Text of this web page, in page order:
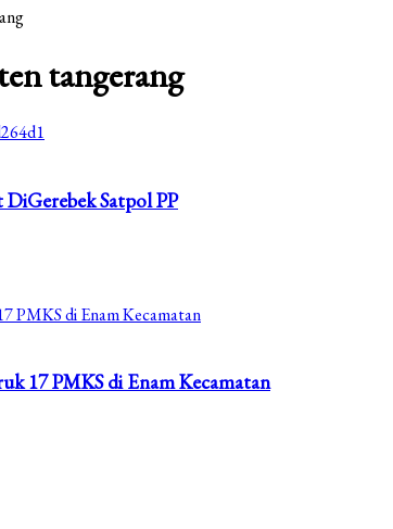
tangerang
Satpol PP
17 PMKS di Enam Kecamatan